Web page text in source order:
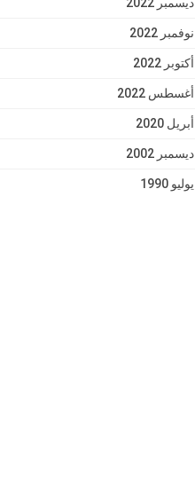
نوفمبر 2022
أكتوبر 2022
أغسطس 2022
أبريل 2020
ديسمبر 2002
يوليو 1990